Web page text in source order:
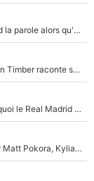
Ferran Torres a dit oui au PSG : Le FC Barcelone prend la parole alors qu'un transfert de l'attaquant espagnol prend forme
En plein cauchemar après son transfert à l'OM, Quinten Timber raconte ses doutes après sa signature à Marseille
Yan Diomandé était trop cher pour le PSG : Voilà pourquoi le Real Madrid a accepté de payer la somme record de 140M€ pour boucler son transfert !
De l'équipe de France à The Voice Kids : Contacté par Matt Pokora, Kylian Mbappé a accepté de jouer un rôle inédit sur TF1 !